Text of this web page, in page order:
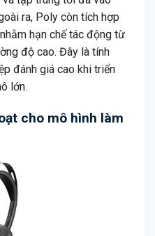
ra, Poly còn tích hợp
hạn chế tác động từ
độ cao. Đây là tính
đánh giá cao khi triển
lớn.
cho mô hình làm